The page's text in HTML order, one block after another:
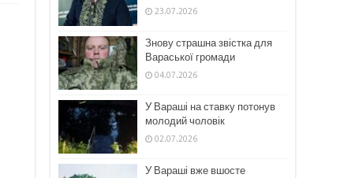
23.07.2026
Знову страшна звістка для
Вараської громади
04.07.2026
У Вараші на ставку потонув
молодий чоловік
02.07.2026
У Вараші вже вшосте